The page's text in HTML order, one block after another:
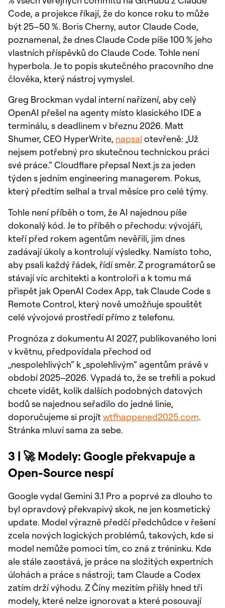
Code, a projekce říkají, že do konce roku to může
být 25–50 %. Boris Cherny, autor Claude Code,
poznamenal, že dnes Claude Code píše 100 % jeho
vlastních příspěvků do Claude Code. Tohle není
hyperbola. Je to popis skutečného pracovního dne
člověka, který nástroj vymyslel.
Greg Brockman vydal interní nařízení, aby celý
OpenAI přešel na agenty místo klasického IDE a
terminálu, s deadlinem v březnu 2026. Matt
Shumer, CEO HyperWrite, napsal otevřeně: „Už
nejsem potřebný pro skutečnou technickou práci
své práce.“ Cloudflare přepsal Next.js za jeden
týden s jedním engineering managerem. Pokus,
který předtím selhal a trval měsíce pro celé týmy.
Tohle není příběh o tom, že AI najednou píše
dokonalý kód. Je to příběh o přechodu: vývojáři,
kteří před rokem agentům nevěřili, jim dnes
zadávají úkoly a kontrolují výsledky. Namísto toho,
aby psali každý řádek, řídí směr. Z programátorů se
stávají víc architekti a kontroloři a k tomu má
přispět jak OpenAI Codex App, tak Claude Code s
Remote Control, který nově umožňuje spouštět
celé vývojové prostředí přímo z telefonu.
Prognóza z dokumentu AI 2027, publikovaného loni
v květnu, předpovídala přechod od
„nespolehlivých“ k „spolehlivým“ agentům právě v
období 2025–2026. Vypadá to, že se trefili a pokud
chcete vidět, kolik dalších podobných datových
bodů se najednou seřadilo do jedné linie,
doporučujeme si projítwtfhappened2025.com.
Stránka mluví sama za sebe.
3 | 🚀 Modely: Google překvapuje a
Open-Source nespí
Google vydal Gemini 3.1 Pro a poprvé za dlouho to
byl opravdový překvapivý skok, ne jen kosmetický
update. Model výrazně předčí předchůdce v řešení
zcela nových logických problémů, takových, kde si
model nemůže pomoci tím, co zná z tréninku. Kde
ale stále zaostává, je práce na složitých expertních
úlohách a práce s nástroji; tam Claude a Codex
zatím drží výhodu. Z Číny mezitím přišly hned tři
modely, které nelze ignorovat a které posouvají